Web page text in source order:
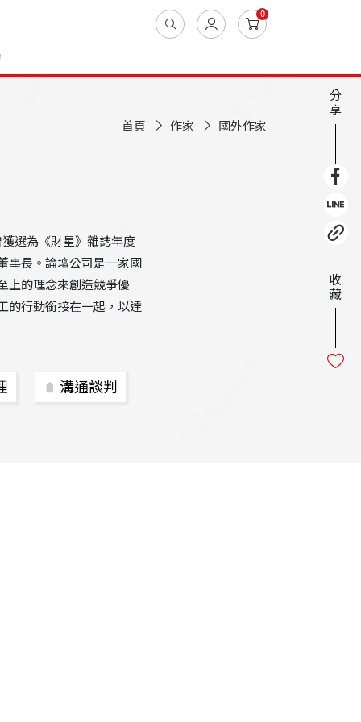
0
首頁 作家 國外作家
選為《財星》雜誌年度
事長。論壇公司是一家國
上的理念來創造競爭優
的行動銜接在一起，以達
溝通談判
分
享
收
藏